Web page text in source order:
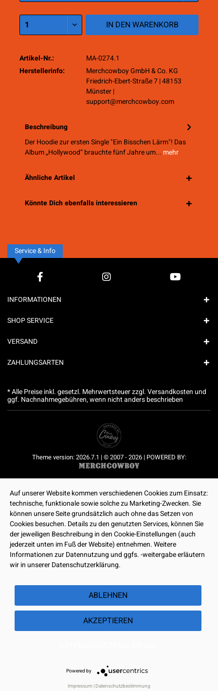
IN DEN WARENKORB
Artikel-Nr.:
MA-0274.1
Herstellerinfo:
Merchcowboy GmbH & Co. KG
Friedrich-Ebert-Straße 7 | 48153
Münster |
support@merchcowboy.com
Beschreibung
Der Hoodie zur ersten Single "Ein Bisschen Lärm"! Das
Album „Hollywood“ brauchte fünf Jahre um... mehr
Ähnliche Artikel
Könnte Dich ebenfalls interessieren
Service & Info
INFORMATIONEN
SHOP SERVICE
VERSAND
ZAHLUNGSARTEN
* Alle Preise inkl. gesetzl. Mehrwertsteuer zzgl.Versandkosten und
ggf. Nachnahmegebühren, wenn nicht anders beschrieben
Theme version: 2026.7.1 | © 2007 - 2026 | POWERED BY:
Auf unserer Website kommen verschiedenen Cookies zum Einsatz:
technische, funktionale sowie solche zu Marketing-Zwecken. Sie
können unsere Seite grundsätzlich auch ohne das Setzen von
Cookies besuchen. Details zu den genutzten Services, können Sie
der jeweiligen Beschreibung in den Cookie-Einstellungen (auch
jederzeit unten im Fuß der Website) entnehmen. Weitere
Informationen zur Datennutzung und ggfs. -weitergabe erläutern
wir in unserer Datenschutzerklärung.
ABLEHNEN
AKZEPTIEREN
Powered by
Impressum | Datenschutzbestimmung